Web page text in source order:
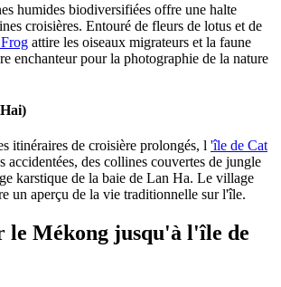
humides biodiversifiées offre une halte
croisières. Entouré de fleurs de lotus et de
attire les oiseaux migrateurs et la faune
enchanteur pour la photographie de la nature
itinéraires de croisière prolongés, l 'île de Cat
accidentées, des collines couvertes de jungle
karstique de la baie de Lan Ha. Le village
un aperçu de la vie traditionnelle sur l'île.
le Mékong jusqu'à l'île de